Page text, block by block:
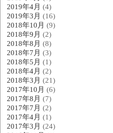
2019年4月 (4)
2019年3月 (16)
2018年10月 (9)
2018年9月 (2)
2018年8月 (8)
2018年7月 (3)
2018年5月 (1)
2018年4月 (2)
2018年3月 (21)
2017年10月 (6)
2017年8月 (7)
2017年7月 (2)
2017年4月 (1)
2017年3月 (24)